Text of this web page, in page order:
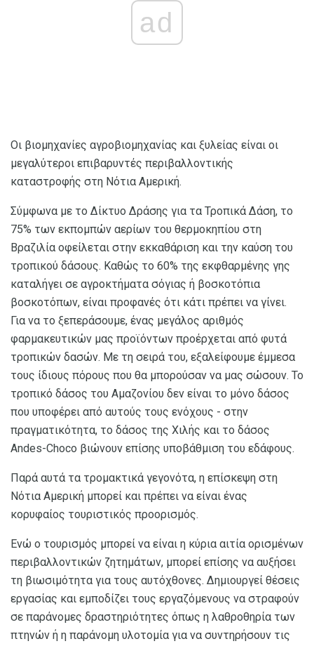
ad
Οι βιομηχανίες αγροβιομηχανίας και ξυλείας είναι οι
μεγαλύτεροι επιβαρυντές περιβαλλοντικής
καταστροφής στη Νότια Αμερική.
Σύμφωνα με το Δίκτυο Δράσης για τα Τροπικά Δάση, το
75% των εκπομπών αερίων του θερμοκηπίου στη
Βραζιλία οφείλεται στην εκκαθάριση και την καύση του
τροπικού δάσους. Καθώς το 60% της εκφθαρμένης γης
καταλήγει σε αγροκτήματα σόγιας ή βοσκοτόπια
βοσκοτόπων, είναι προφανές ότι κάτι πρέπει να γίνει.
Για να το ξεπεράσουμε, ένας μεγάλος αριθμός
φαρμακευτικών μας προϊόντων προέρχεται από φυτά
τροπικών δασών. Με τη σειρά του, εξαλείφουμε έμμεσα
τους ίδιους πόρους που θα μπορούσαν να μας σώσουν. Το
τροπικό δάσος του Αμαζονίου δεν είναι το μόνο δάσος
που υποφέρει από αυτούς τους ενόχους - στην
πραγματικότητα, το δάσος της Χιλής και το δάσος
Andes-Choco βιώνουν επίσης υποβάθμιση του εδάφους.
Παρά αυτά τα τρομακτικά γεγονότα, η επίσκεψη στη
Νότια Αμερική μπορεί και πρέπει να είναι ένας
κορυφαίος τουριστικός προορισμός.
Ενώ ο τουρισμός μπορεί να είναι η κύρια αιτία ορισμένων
περιβαλλοντικών ζητημάτων, μπορεί επίσης να αυξήσει
τη βιωσιμότητα για τους αυτόχθονες. Δημιουργεί θέσεις
εργασίας και εμποδίζει τους εργαζόμενους να στραφούν
σε παράνομες δραστηριότητες όπως η λαθροθηρία των
πτηνών ή η παράνομη υλοτομία για να συντηρήσουν τις